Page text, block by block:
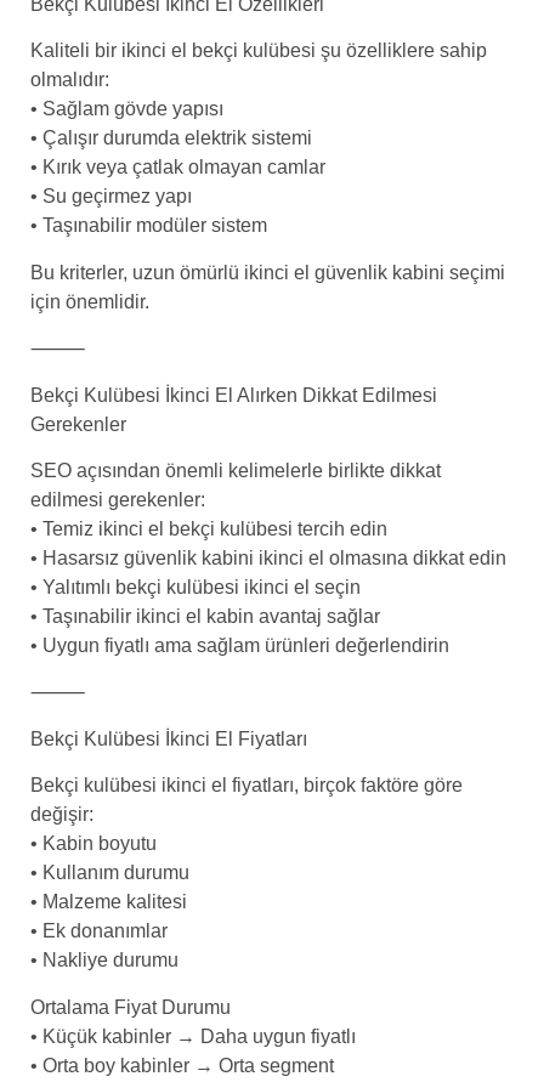
Bekçi Kulübesi İkinci El Özellikleri
Kaliteli bir ikinci el bekçi kulübesi şu özelliklere sahip
olmalıdır:
• Sağlam gövde yapısı
• Çalışır durumda elektrik sistemi
• Kırık veya çatlak olmayan camlar
• Su geçirmez yapı
• Taşınabilir modüler sistem
Bu kriterler, uzun ömürlü ikinci el güvenlik kabini seçimi
için önemlidir.
⸻
Bekçi Kulübesi İkinci El Alırken Dikkat Edilmesi
Gerekenler
SEO açısından önemli kelimelerle birlikte dikkat
edilmesi gerekenler:
• Temiz ikinci el bekçi kulübesi tercih edin
• Hasarsız güvenlik kabini ikinci el olmasına dikkat edin
• Yalıtımlı bekçi kulübesi ikinci el seçin
• Taşınabilir ikinci el kabin avantaj sağlar
• Uygun fiyatlı ama sağlam ürünleri değerlendirin
⸻
Bekçi Kulübesi İkinci El Fiyatları
Bekçi kulübesi ikinci el fiyatları, birçok faktöre göre
değişir:
• Kabin boyutu
• Kullanım durumu
• Malzeme kalitesi
• Ek donanımlar
• Nakliye durumu
Ortalama Fiyat Durumu
• Küçük kabinler → Daha uygun fiyatlı
• Orta boy kabinler → Orta segment